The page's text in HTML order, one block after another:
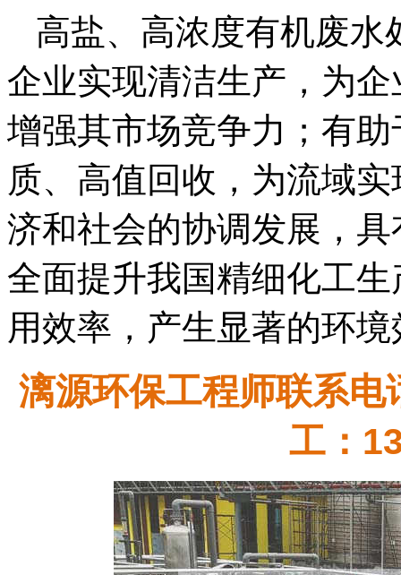
高盐、高浓度有机废水
企业实现清洁生产，为
增强其市场竞争力；有
质、高值回收，为流域
济和社会的协调发展，
全面提升我国精细化工
用效率，产生显著的环
漓源环保工程师联系
工：